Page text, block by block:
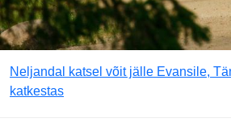
Neljandal katsel võit jälle Evansile,
katkestas